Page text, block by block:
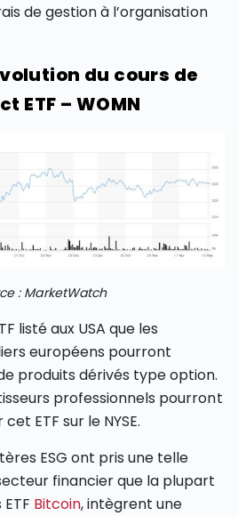
de gestion à l’organisation
du cours de
ETF – WOMN
: MarketWatch
listé aux USA que les
européens pourront
produits dérivés type option.
professionnels pourront
ETF sur le NYSE.
ESG ont pris une telle
financier que la plupart
Bitcoin, intègrent une